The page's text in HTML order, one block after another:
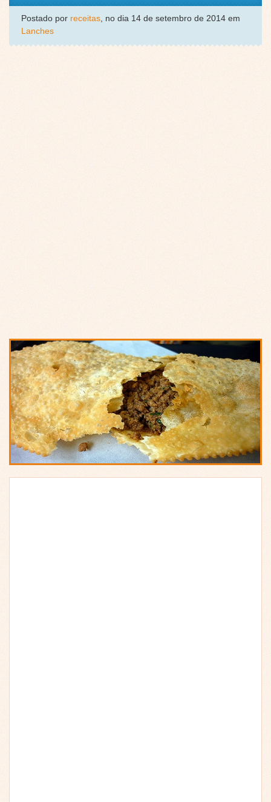
Postado por receitas, no dia 14 de setembro de 2014 em
Lanches